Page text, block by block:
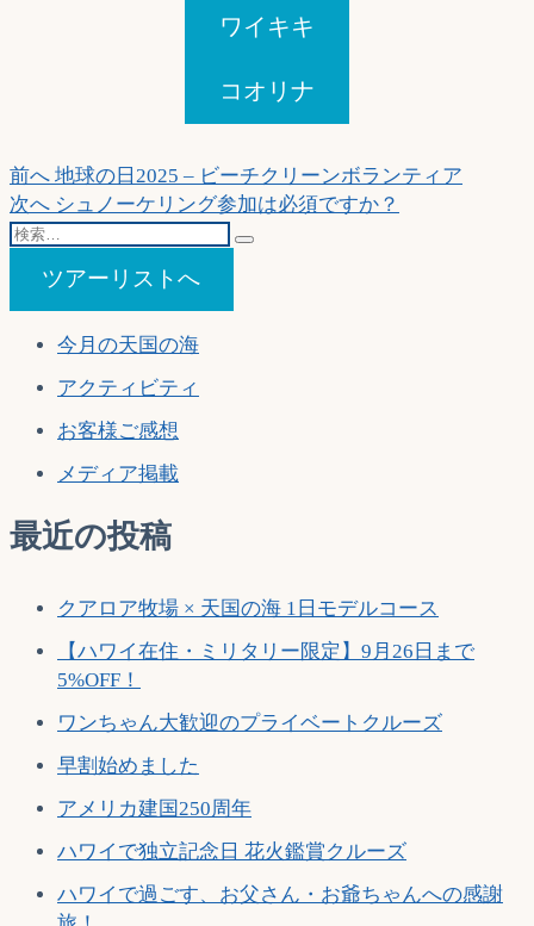
ワイキキ
コオリナ
投
稿
ビ
ゲ
ー
シ
ョ
前へ 過
去
の
稿:
地球の日2025 – ビーチクリーンボランティア
次へ 次
の
稿:
シュノーケリング参加は必須ですか？
検
ツアーリストへ
今月の天国の海
アクティビティ
お客様ご感想
メディア掲載
最近の投稿
クアロア牧場 × 天国の海 1日モデルコース
【ハワイ在住・ミリタリー限定】9月26日まで
5%OFF！
ワンちゃん大歓迎のプライベートクルーズ
早割始めました
アメリカ建国250周年
ハワイで独立記念日 花火鑑賞クルーズ
ハワイで過ごす、お父さん・お爺ちゃんへの感謝